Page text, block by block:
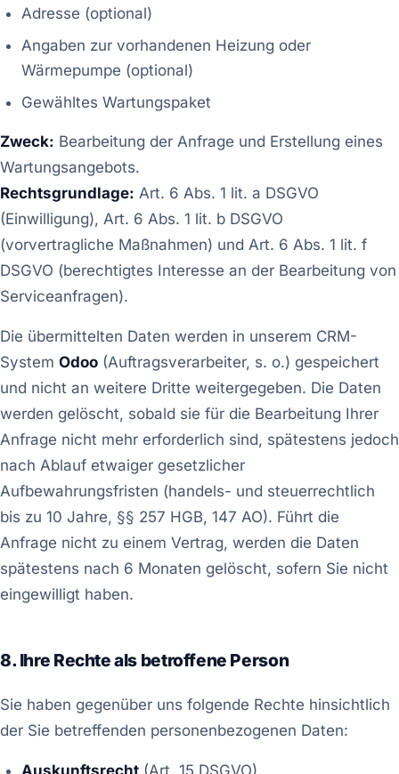
Adresse (optional)
Angaben zur vorhandenen Heizung oder
Wärmepumpe (optional)
Gewähltes Wartungspaket
Zweck: Bearbeitung der Anfrage und Erstellung eines
Wartungsangebots.
Rechtsgrundlage: Art. 6 Abs. 1 lit. a DSGVO
(Einwilligung), Art. 6 Abs. 1 lit. b DSGVO
(vorvertragliche Maßnahmen) und Art. 6 Abs. 1 lit. f
DSGVO (berechtigtes Interesse an der Bearbeitung von
Serviceanfragen).
Die übermittelten Daten werden in unserem CRM-
System Odoo (Auftragsverarbeiter, s. o.) gespeichert
und nicht an weitere Dritte weitergegeben. Die Daten
werden gelöscht, sobald sie für die Bearbeitung Ihrer
Anfrage nicht mehr erforderlich sind, spätestens jedoch
nach Ablauf etwaiger gesetzlicher
Aufbewahrungsfristen (handels- und steuerrechtlich
bis zu 10 Jahre, §§ 257 HGB, 147 AO). Führt die
Anfrage nicht zu einem Vertrag, werden die Daten
spätestens nach 6 Monaten gelöscht, sofern Sie nicht
eingewilligt haben.
8. Ihre Rechte als betroffene Person
Sie haben gegenüber uns folgende Rechte hinsichtlich
der Sie betreffenden personenbezogenen Daten:
Auskunftsrecht (Art. 15 DSGVO)